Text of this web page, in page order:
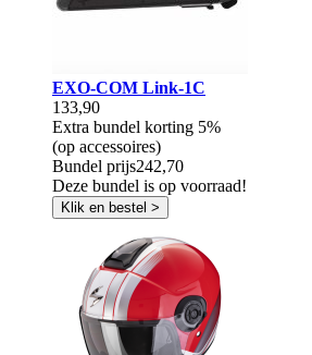
EXO-COM Link-1C
133,90
Extra bundel korting 5%
(op accessoires)
Bundel prijs242,70
Deze bundel is op voorraad!
Klik en bestel >